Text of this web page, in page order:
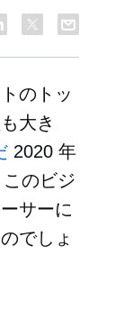
のトッ
大き
2020 年
のビジ
サーに
でしょ